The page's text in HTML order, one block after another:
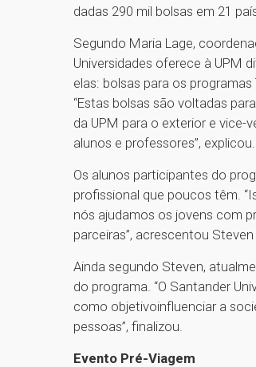
dadas 290 mil bolsas em 21
Segundo Maria Lage,
Universidades oferece à UPM
elas: bolsas para os
“Estas bolsas são voltadas
da UPM para o exterior e vice-
alunos e professores”, explicou.
Os alunos participantes do
profissional que poucos têm.
nós ajudamos os jovens com
parceiras”, acrescentou
Ainda segundo Steven,
do programa. “O Santander
como objetivoinfluenciar a
pessoas”, finalizou.
Evento Pré-Viagem